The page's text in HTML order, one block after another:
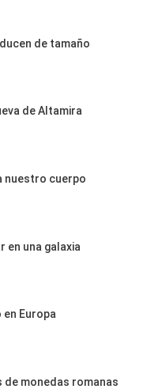
de tamaño
de Altamira
nuestro cuerpo
en una galaxia
Europa
de monedas romanas